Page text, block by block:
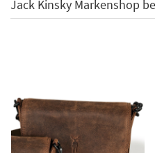
Jack Kinsky Markenshop